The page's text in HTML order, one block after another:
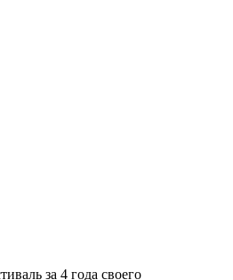
за 4 года своего